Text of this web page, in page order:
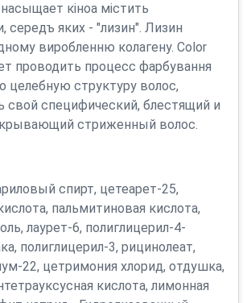
кіноа містить
середъ яких - "лизин". Лизин
виробленню колагену. Color
проводить процесс фарбування
целебную структуру волос,
свой специфический, блестящий и
стриженный волос.
спирт, цетеарет-25,
пальмитиновая кислота,
лаурет-6, полиглицерил-4-
полиглицерил-3, рицинолеат,
22, цетримония хлорид, отдушка,
кислота, лимонная